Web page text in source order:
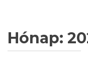
Hónap: